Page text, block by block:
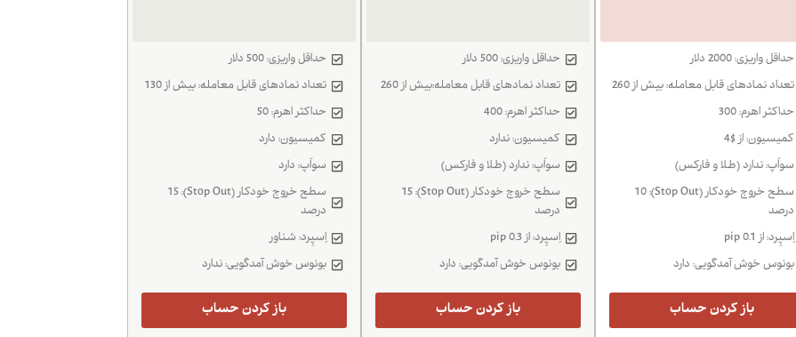
حداقل واریزی: 2000 دلار
تعداد نمادهای قابل معامله: بیش از 260
حداکثر اهرم: 300
کمیسیون: از $4
سواَپ: ندارد (طلا و فارکس)
سطح خروج خودکار (Stop Out): 10
درصد
اِسپِرد: از 0.1 pip
بونوس خوش آمدگویی: دارد
باز کردن حساب
حداقل واریزی: 500 دلار
تعداد نمادهای قابل معامله:بیش از 260
حداکثر اهرم: 400
کمیسیون: ندارد
سواَپ: ندارد (طلا و فارکس)
سطح خروج خودکار (Stop Out): 15
درصد
اِسپِرد: از 0.3 pip
بونوس خوش آمدگویی: دارد
باز کردن حساب
حداقل واریزی: 500 دلار
تعداد نمادهای قابل معامله: بیش از 130
حداکثر اهرم: 50
کمیسیون: دارد
سواَپ: دارد
سطح خروج خودکار (Stop Out): 15
درصد
اِسپِرد: شناور
بونوس خوش آمدگویی: ندارد
باز کردن حساب